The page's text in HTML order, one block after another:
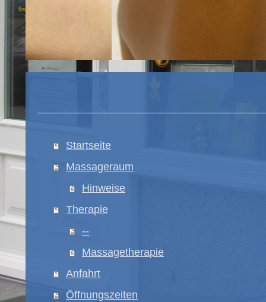
Startseite
Massageraum
Hinweise
Therapie
--
Massagetherapie
Anfahrt
Öffnungszeiten